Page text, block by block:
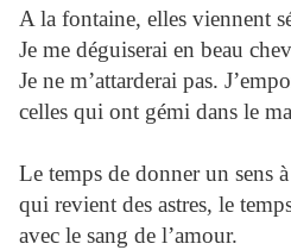
A la fontaine, elles viennent
Je me déguiserai en beau
Je ne m’attarderai pas.
celles qui ont gémi dans le
Le temps de donner un sens
qui revient des astres, le
avec le sang de l’amour.